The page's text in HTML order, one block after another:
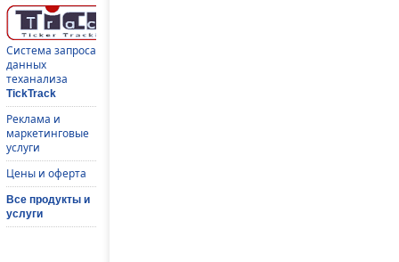
Система запроса
данных
теханализа
TickTrack
Реклама и
маркетинговые
услуги
Цены и оферта
Все продукты и
услуги